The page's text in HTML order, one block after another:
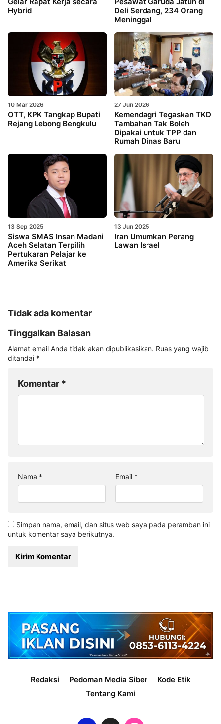
Hybrid
Deli Serdang, 234 Orang
Meninggal
10 Mar 2026
OTT, KPK Tangkap Bupati
Rejang Lebong Bengkulu
27 Jun 2026
Kemendagri Tegaskan TKD
Tambahan Tak Boleh
Dipakai untuk TPP dan
Rumah Dinas Baru
13 Sep 2025
Siswa SMAS Insan Madani
Aceh Selatan Terpilih
Pertukaran Pelajar ke
Amerika Serikat
13 Jun 2025
Iran Umumkan Perang
Lawan Israel
Tidak ada komentar
Tinggalkan Balasan
Alamat email Anda tidak akan dipublikasikan. Ruas yang wajib
ditandai *
Komentar *
Nama * Email *
Simpan nama, email, dan situs web saya pada peramban ini
untuk komentar saya berikutnya.
Redaksi Pedoman Media Siber
Kode Etik
Tentang Kami